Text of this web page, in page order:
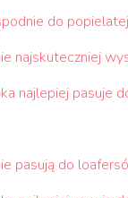
do
najskuteczniej
najlepiej pasuje
pasują do